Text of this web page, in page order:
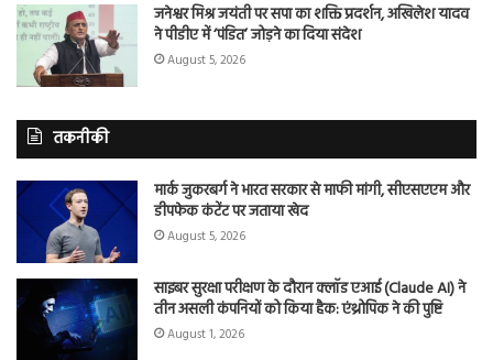
जनेश्वर मिश्र जयंती पर सपा का शक्ति प्रदर्शन, अखिलेश यादव
ने पीडीए में ‘पंडित’ जोड़ने का दिया संदेश
August 5, 2026
तकनीकी
मार्क जुकरबर्ग ने भारत सरकार से माफी मांगी, सीएसएएम और
डीपफेक कंटेंट पर जताया खेद
August 5, 2026
साइबर सुरक्षा परीक्षण के दौरान क्लॉड एआई (Claude AI) ने
तीन असली कंपनियों को किया हैक: एंथ्रोपिक ने की पुष्टि
August 1, 2026